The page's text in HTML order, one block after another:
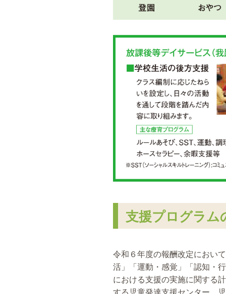
支援プログラム
令和６年度の報酬改定におい
活」「運動・感覚」「認知・
における支援の実施に関する
する児童発達支援センター、